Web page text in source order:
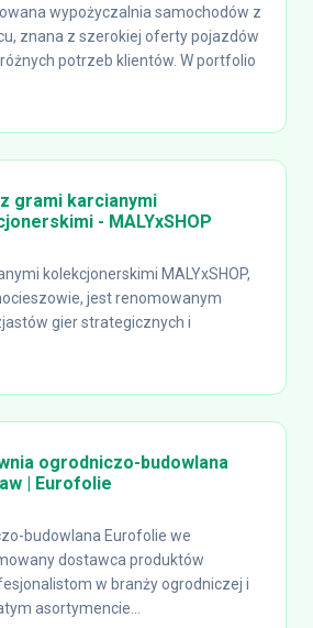
wypożyczalnia samochodów z
znana z szerokiej oferty pojazdów
potrzeb klientów. W portfolio
grami karcianymi
- MALYxSHOP
kolekcjonerskimi MALYxSHOP,
jest renomowanym
gier strategicznych i
ogrodniczo-budowlana
| Eurofolie
budowlana Eurofolie we
dostawca produktów
w branży ogrodniczej i
asortymencie...